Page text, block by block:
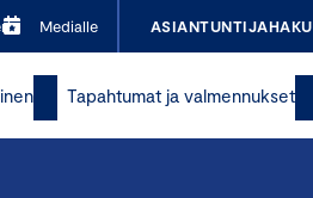
Medialle ASIANTUNTIJAHAKU
Tapahtumat ja valmennukset